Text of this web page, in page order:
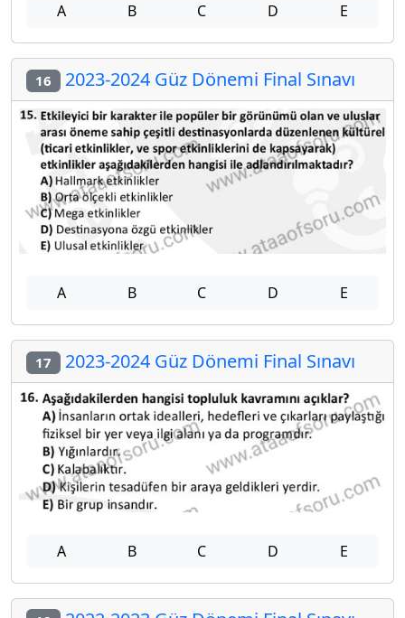
A B C D E
16 2023-2024 Güz Dönemi Final Sınavı
A B C D E
17 2023-2024 Güz Dönemi Final Sınavı
A B C D E